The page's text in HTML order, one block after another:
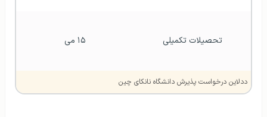
تحصیلات تکمیلی ۱۵ می
ددلاین درخواست پذیرش دانشگاه نانکای چین